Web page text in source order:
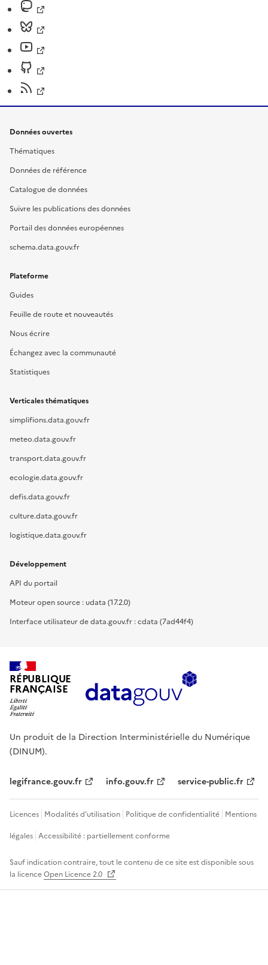
Données ouvertes
Thématiques
Données de référence
Catalogue de données
Suivre les publications des données
Portail des données européennes
schema.data.gouv.fr
Plateforme
Guides
Feuille de route et nouveautés
Nous écrire
Échangez avec la communauté
Statistiques
Verticales thématiques
simplifions.data.gouv.fr
meteo.data.gouv.fr
transport.data.gouv.fr
ecologie.data.gouv.fr
defis.data.gouv.fr
culture.data.gouv.fr
logistique.data.gouv.fr
Développement
API du portail
Moteur open source : udata (17.2.0)
Interface utilisateur de data.gouv.fr : cdata (7ad44f4)
RÉPUBLIQUE
FRANÇAISE
Un produit de la Direction Interministérielle du Numérique
(DINUM).
legifrance.gouv.fr info.gouv.fr service-public.fr
Licences Modalités d'utilisation Politique de confidentialité Mentions
légales Accessibilité : partiellement conforme
Sauf indication contraire, tout le contenu de ce site est disponible sous
la licenceOpen Licence 2.0